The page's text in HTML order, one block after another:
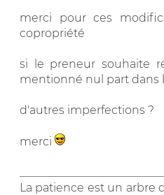
merci pour ces
copropriété
si le preneur souhaite
mentionné nul part dans
d'autres imperfections ?
merci
La patience est un arbre